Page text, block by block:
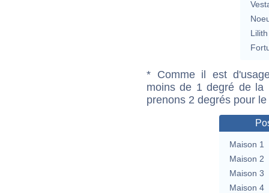
Lilith
* Comme il est
moins de 1 degré de la
prenons 2 degrés pour
Maison 1
Maison 2
Maison 3
Maison 4